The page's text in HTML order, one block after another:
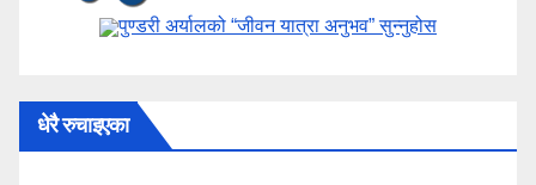
पुण्डरी अर्यालको “जीवन यात्रा अनुभव” ​सुन्नुहोस
धेरै रुचाइएका